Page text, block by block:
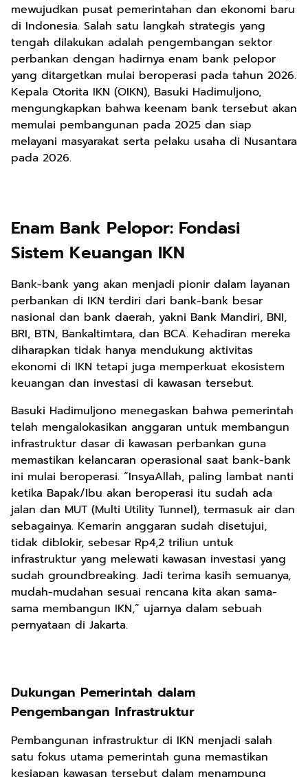
mewujudkan pusat pemerintahan dan ekonomi baru
di Indonesia. Salah satu langkah strategis yang
tengah dilakukan adalah pengembangan sektor
perbankan dengan hadirnya enam bank pelopor
yang ditargetkan mulai beroperasi pada tahun 2026.
Kepala Otorita IKN (OIKN), Basuki Hadimuljono,
mengungkapkan bahwa keenam bank tersebut akan
memulai pembangunan pada 2025 dan siap
melayani masyarakat serta pelaku usaha di Nusantara
pada 2026.
Enam Bank Pelopor: Fondasi
Sistem Keuangan IKN
Bank-bank yang akan menjadi pionir dalam layanan
perbankan di IKN terdiri dari bank-bank besar
nasional dan bank daerah, yakni Bank Mandiri, BNI,
BRI, BTN, Bankaltimtara, dan BCA. Kehadiran mereka
diharapkan tidak hanya mendukung aktivitas
ekonomi di IKN tetapi juga memperkuat ekosistem
keuangan dan investasi di kawasan tersebut.
Basuki Hadimuljono menegaskan bahwa pemerintah
telah mengalokasikan anggaran untuk membangun
infrastruktur dasar di kawasan perbankan guna
memastikan kelancaran operasional saat bank-bank
ini mulai beroperasi. “InsyaAllah, paling lambat nanti
ketika Bapak/Ibu akan beroperasi itu sudah ada
jalan dan MUT (Multi Utility Tunnel), termasuk air dan
sebagainya. Kemarin anggaran sudah disetujui,
tidak diblokir, sebesar Rp4,2 triliun untuk
infrastruktur yang melewati kawasan investasi yang
sudah groundbreaking. Jadi terima kasih semuanya,
mudah-mudahan sesuai rencana kita akan sama-
sama membangun IKN,” ujarnya dalam sebuah
pernyataan di Jakarta.
Dukungan Pemerintah dalam
Pengembangan Infrastruktur
Pembangunan infrastruktur di IKN menjadi salah
satu fokus utama pemerintah guna memastikan
kesiapan kawasan tersebut dalam menampung